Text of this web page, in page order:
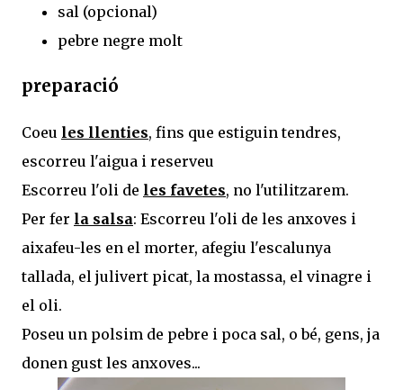
sal (opcional)
pebre negre molt
preparació
Coeu les llenties, fins que estiguin tendres,
escorreu l'aigua i reserveu
Escorreu l'oli de les favetes, no l'utilitzarem.
Per fer la salsa: Escorreu l'oli de les anxoves i
aixafeu-les en el morter, afegiu l'escalunya
tallada, el julivert picat, la mostassa, el vinagre i
el oli.
Poseu un polsim de pebre i poca sal, o bé, gens, ja
donen gust les anxoves...